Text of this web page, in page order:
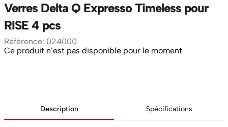
Verres Delta Q Expresso Timeless pour
RISE 4 pcs
Référence: 024000
Ce produit n’est pas disponible pour le moment
Description Spécifications